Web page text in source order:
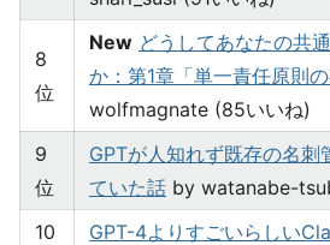
8
位
New どうしてあなたの共
か：第1章「単一責任原則の
wolfmagnate (85いいね)
9
位
GPTが人知れず既存の名刺
ていた話 by watanabe-
10
GPT-4よりすごいらしい